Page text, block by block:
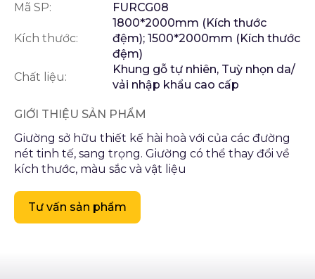
Mã SP: FURCG08
Kích thước:
1800*2000mm (Kích thước
đệm); 1500*2000mm (Kích thước
đệm)
Chất liệu:
Khung gỗ tự nhiên, Tuỳ nhọn da/
vải nhập khẩu cao cấp
GIỚI THIỆU SẢN PHẨM
Giường sở hữu thiết kế hài hoà với của các đường
nét tinh tế, sang trọng. Giường có thể thay đổi về
kích thước, màu sắc và vật liệu
Tư vấn sản phẩm